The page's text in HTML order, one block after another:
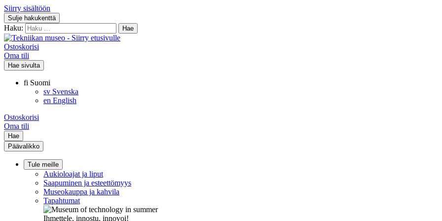
Siirry sisältöön
Sulje hakukenttä
Haku:
Ostoskorisi
Oma tili
Hae sivulta
fi Suomi
sv Svenska
en English
Ostoskorisi
Oma tili
Hae
Päävalikko
Tule meille
Aukioloajat ja liput
Saapuminen ja esteettömyys
Museokauppa ja kahvila
Tapahtumat
Ihmettele, innostu, innovoi!